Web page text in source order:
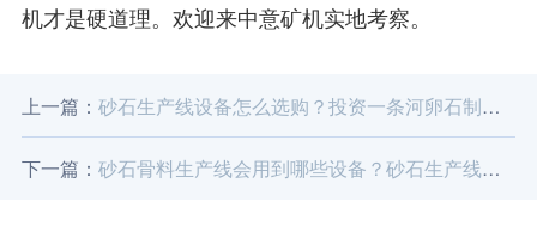
机才是硬道理。欢迎来中意矿机实地考察。
上一篇： 砂石生产线设备怎么选购？投资一条河卵石制砂生产线多久能收回成本
下一篇： 砂石骨料生产线会用到哪些设备？砂石生产线中主要设备价格